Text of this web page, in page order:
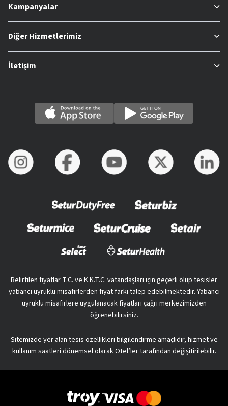
Kampanyalar
Diğer Hizmetlerimiz
İletişim
Belirtilen fiyatlar T.C. ve K.K.T.C. vatandaşları için geçerli olup tesisler
yabancı uyruklu misafirlerden fiyat farkı talep edebilmektedir. Yabancı
uyruklu misafirlere uygulanacak fiyatları çağrı merkezimizden
öğrenebilirsiniz.
Sitemizde yer alan tesis özellikleri bilgilendirme amaçlıdır, hizmet ve
kullanım saatleri dönemsel olarak Otel’ler tarafından değişitirilebilir.